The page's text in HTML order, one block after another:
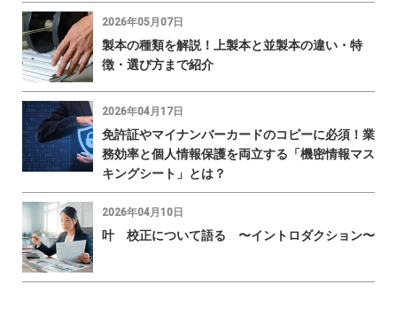
2026年05月07日
製本の種類を解説！上製本と並製本の違い・特
徴・選び方まで紹介
2026年04月17日
免許証やマイナンバーカードのコピーに必須！業
務効率と個人情報保護を両立する「機密情報マス
キングシート」とは？
2026年04月10日
叶 校正について語る 〜イントロダクション〜